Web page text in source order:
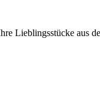
Lieblingsstücke aus